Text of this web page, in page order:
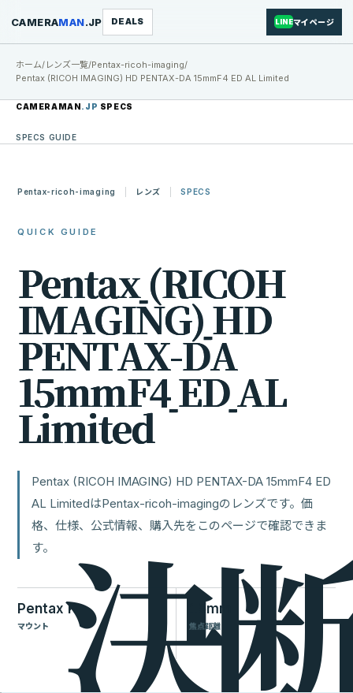
CAMERAMAN.JP DEALS LINEマイページ
ホーム/ レンズ一覧/Pentax-ricoh-imaging/
Pentax (RICOH IMAGING) HD PENTAX-DA 15mmF4 ED AL Limited
CAMERAMAN.JP SPECS
SPECS GUIDE
Pentax-ricoh-imaging レンズ SPECS
QUICK GUIDE
Pentax(RICOH
IMAGING)HD
PENTAX-DA
15mmF4EDAL
Limited
Pentax (RICOH IMAGING) HD PENTAX-DA 15mmF4 ED
AL LimitedはPentax-ricoh-imagingのレンズです。価
格、仕様、公式情報、購入先をこのページで確認できま
す。
Pentax K
マウント
15mm
焦点距離